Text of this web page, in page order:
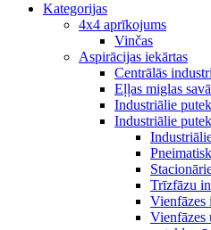
Kategorijas
4x4 aprīkojums
Vinčas
Aspirācijas iekārtas
Centrālās
Eļļas miglas
Industriālie
Industriālie
Trīzfāzu
Vienfāzes
Vienfāzes